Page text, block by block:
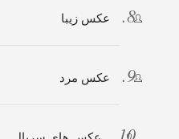
عکس زیبا
عکس مرد